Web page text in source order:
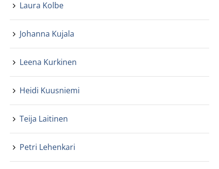
Laura Kolbe
Johanna Kujala
Leena Kurkinen
Heidi Kuusniemi
Teija Laitinen
Petri Lehenkari